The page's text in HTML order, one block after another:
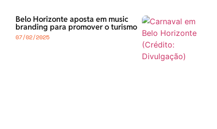
Belo Horizonte aposta em music
branding para promover o turismo
07/02/2025